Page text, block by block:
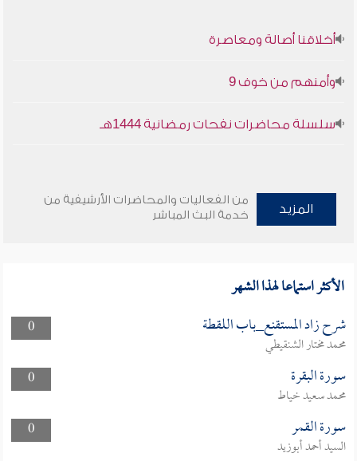
أخلاقنا أصالة ومعاصرة
وأمنهم من خوف 9
سلسلة محاضرات نفحات رمضانية 1444هـ
المزيد
من الفعاليات والمحاضرات الأرشيفية من
خدمة البث المباشر
الأكثر استماعا لهذا الشهر
0 شرح زاد المستقنع_باب اللقطة
محمد مختار الشنقيطي
0
سورة البقرة
محمد سعيد خياط
0
سورة القمر
السيد أحمد أبوزيد